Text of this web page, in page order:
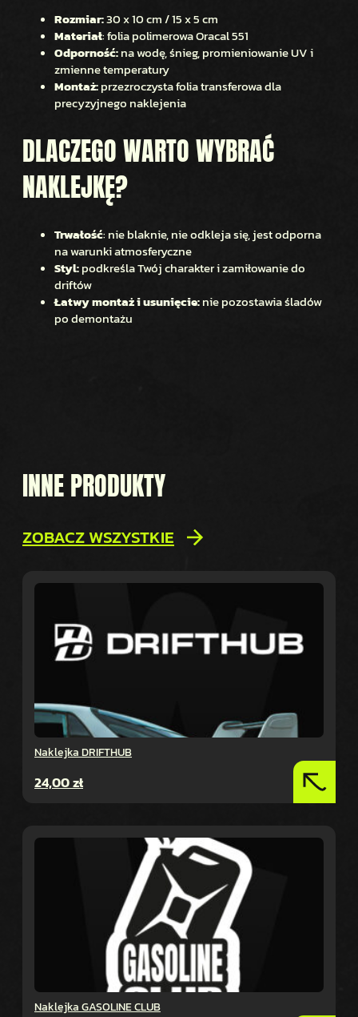
Rozmiar:30 x 10 cm / 15 x 5 cm
Materiał: folia polimerowa Oracal 551
Odporność:na wodę, śnieg, promieniowanie UV i
zmienne temperatury
Montaż:przezroczysta folia transferowa dla
precyzyjnego naklejenia
DLACZEGO WARTO WYBRAĆ
NAKLEJKĘ?
Trwałość: nie blaknie, nie odkleja się, jest odporna
na warunki atmosferyczne
Styl:podkreśla Twój charakter i zamiłowanie do
driftów
Łatwy montaż i usunięcie:nie pozostawia śladów
po demontażu
INNE PRODUKTY
ZOBACZ WSZYSTKIE
Naklejka DRIFTHUB
24,00zł
Naklejka GASOLINE CLUB